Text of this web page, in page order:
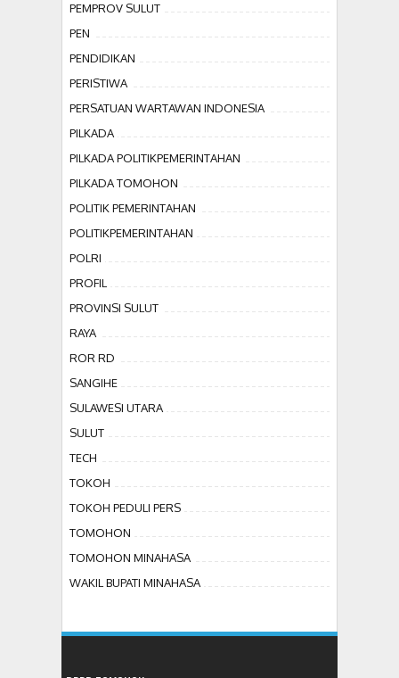
PEMPROV SULUT
PEN
PENDIDIKAN
PERISTIWA
PERSATUAN WARTAWAN INDONESIA
PILKADA
PILKADA POLITIKPEMERINTAHAN
PILKADA TOMOHON
POLITIK PEMERINTAHAN
POLITIKPEMERINTAHAN
POLRI
PROFIL
PROVINSI SULUT
RAYA
ROR RD
SANGIHE
SULAWESI UTARA
SULUT
TECH
TOKOH
TOKOH PEDULI PERS
TOMOHON
TOMOHON MINAHASA
WAKIL BUPATI MINAHASA